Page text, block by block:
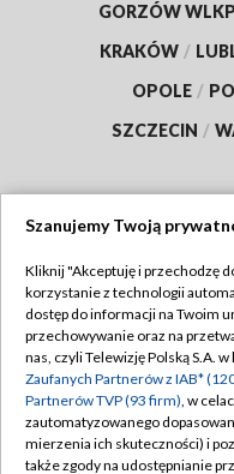
GORZÓW
KRAKÓW /
OPOLE /
SZCZECIN /
Abonament TVP
Emisja w TVP
Centrum informacji
Naziemna Telewizja
Szanujemy Twoją
Kliknij "Akceptuję i przechodzę
korzystanie z technologii
dostęp do informacji na Twoim
przechowywanie oraz na
nas, czyli Telewizję Polską S.A.
Zaufanych Partnerów z IAB*
Partnerów TVP (93 firm), w
zautomatyzowanego
mierzenia ich skuteczności) i
także zgody na udostępnianie